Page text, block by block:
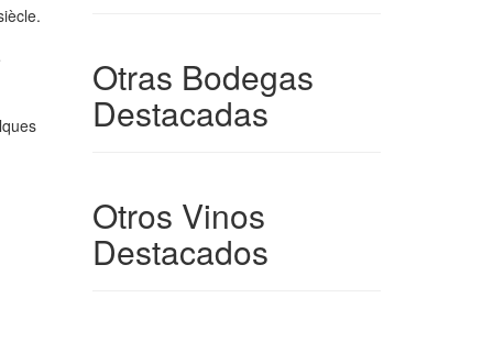
Otras Bodegas
Destacadas
Otros Vinos
Destacados